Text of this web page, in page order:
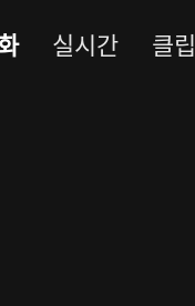
실시간 클립